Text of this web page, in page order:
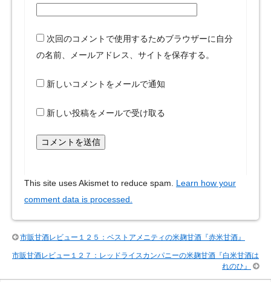
次回のコメントで使用するためブラウザーに自分
の名前、メールアドレス、サイトを保存する。
新しいコメントをメールで通知
新しい投稿をメールで受け取る
This site uses Akismet to reduce spam. Learn how your
comment data is processed.
市販甘酒レビュー１２５：ベストアメニティの米麹甘酒『赤米甘酒』
市販甘酒レビュー１２７：レッドライスカンパニーの米麹甘酒『白米甘酒は
れのひ』